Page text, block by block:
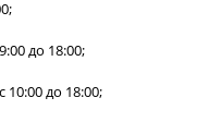
до 18:00;
10:00 до 18:00;